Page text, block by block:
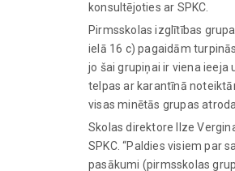
konsultējoties ar SPKC.
Pirmsskolas izglītības
ielā 16 c) pagaidām
jo šai grupiņai ir viena ieeja
telpas ar karantīnā
visas minētās grupas
Skolas direktore Ilze
SPKC. “Paldies visiem par
pasākumi (pirmsskolas